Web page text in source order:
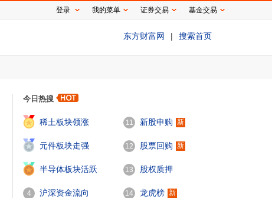
东方财富网 | 搜索首页
今日热搜
稀土板块领涨
2
元件板块走强
3
半导体板块活跃
4 沪深资金流向
11 新股申购 新
12 股票回购 新
13 股权质押
14 龙虎榜 新
登录 我的菜单 证券交易 基金交易